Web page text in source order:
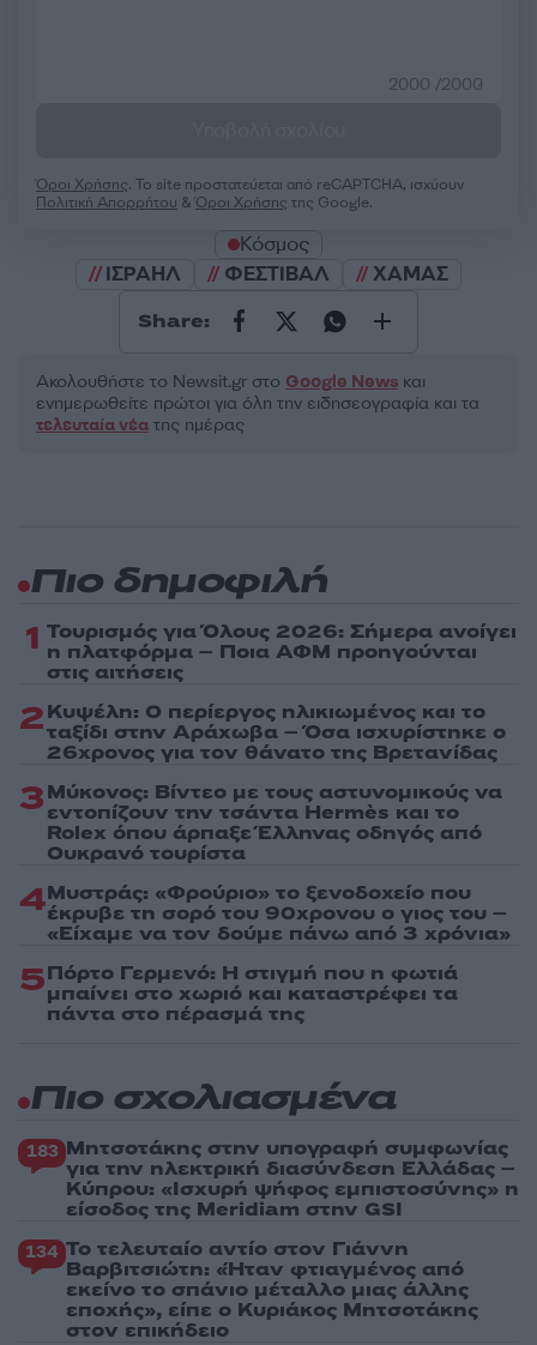
2000 /2000
Όροι Χρήσης. Το site προστατεύεται από reCAPTCHA, ισχύουν
Πολιτική Απορρήτου &Όροι Χρήσης της Google.
Κόσμος
ΙΣΡΑΗΛ
ΦΕΣΤΙΒΑΛ ΧΑΜΑΣ
Share:
Ακολουθήστε το Νewsit.gr στο Google News και
ενημερωθείτε πρώτοι για όλη την ειδησεογραφία και τα
τελευταία νέα της ημέρας
Πιο δημοφιλή
1 Τουρισμός για Όλους 2026: Σήμερα ανοίγει
η πλατφόρμα – Ποια ΑΦΜ προηγούνται
στις αιτήσεις
2Κυψέλη: Ο περίεργος ηλικιωμένος και το
ταξίδι στην Αράχωβα – Όσα ισχυρίστηκε ο
26χρονος για τον θάνατο της Βρετανίδας
3Μύκονος: Βίντεο με τους αστυνομικούς να
εντοπίζουν την τσάντα Hermès και το
Rolex όπου άρπαξε Έλληνας οδηγός από
Ουκρανό τουρίστα
4Μυστράς: «Φρούριο» το ξενοδοχείο που
έκρυβε τη σορό του 90χρονου ο γιος του –
«Είχαμε να τον δούμε πάνω από 3 χρόνια»
5Πόρτο Γερμενό: Η στιγμή που η φωτιά
μπαίνει στο χωριό και καταστρέφει τα
πάντα στο πέρασμά της
Πιο σχολιασμένα
183 Μητσοτάκης στην υπογραφή συμφωνίας
για την ηλεκτρική διασύνδεση Ελλάδας –
Κύπρου: «Ισχυρή ψήφος εμπιστοσύνης» η
είσοδος της Meridiam στην GSI
134 Το τελευταίο αντίο στον Γιάννη
Βαρβιτσιώτη: «Ήταν φτιαγμένος από
εκείνο το σπάνιο μέταλλο μιας άλλης
εποχής», είπε ο Κυριάκος Μητσοτάκης
στον επικήδειο